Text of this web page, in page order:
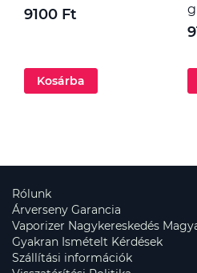
9100 Ft
Kosárba
g
Rólunk
Árverseny Garancia
Vaporizer Nagykereskedés
Gyakran Ismételt Kérdések
Szállítási információk